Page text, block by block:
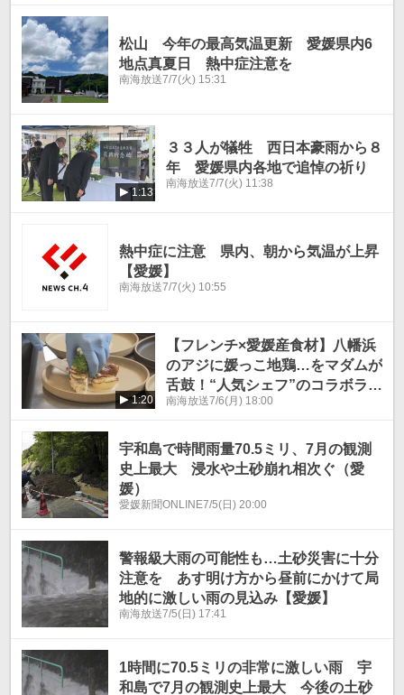
松山 今年の最高気温更新 愛媛県内6
地点真夏日 熱中症注意を
南海放送7/7(火) 15:31
1:13
３３人が犠牲 西日本豪雨から８
年 愛媛県内各地で追悼の祈り
南海放送7/7(火) 11:38
熱中症に注意 県内、朝から気温が上昇
【愛媛】
南海放送7/7(火) 10:55
1:20
【フレンチ×愛媛産食材】八幡浜
のアジに媛っこ地鶏…をマダムが
舌鼓！“人気シェフ”のコラボラン
チ会
南海放送7/6(月) 18:00
宇和島で時間雨量70.5ミリ、7月の観測
史上最大 浸水や土砂崩れ相次ぐ（愛
媛）
愛媛新聞ONLINE7/5(日) 20:00
警報級大雨の可能性も…土砂災害に十分
注意を あす明け方から昼前にかけて局
地的に激しい雨の見込み【愛媛】
南海放送7/5(日) 17:41
1時間に70.5ミリの非常に激しい雨 宇
和島で7月の観測史上最大 今後の土砂